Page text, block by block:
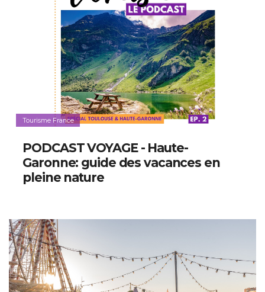
Tourisme France
PODCAST VOYAGE - Haute-
Garonne: guide des vacances en
pleine nature